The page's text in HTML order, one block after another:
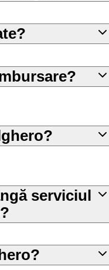
serviciul